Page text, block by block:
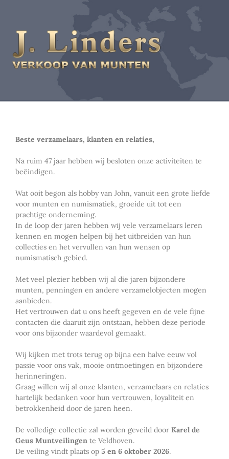
Beste verzamelaars, klanten en relaties,
Na ruim 47 jaar hebben wij besloten onze activiteiten te
beëindigen.
Wat ooit begon als hobby van John, vanuit een grote liefde
voor munten en numismatiek, groeide uit tot een
prachtige onderneming.
In de loop der jaren hebben wij vele verzamelaars leren
kennen en mogen helpen bij het uitbreiden van hun
collecties en het vervullen van hun wensen op
numismatisch gebied.
Met veel plezier hebben wij al die jaren bijzondere
munten, penningen en andere verzamelobjecten mogen
aanbieden.
Het vertrouwen dat u ons heeft gegeven en de vele fijne
contacten die daaruit zijn ontstaan, hebben deze periode
voor ons bijzonder waardevol gemaakt.
Wij kijken met trots terug op bijna een halve eeuw vol
passie voor ons vak, mooie ontmoetingen en bijzondere
herinneringen.
Graag willen wij al onze klanten, verzamelaars en relaties
hartelijk bedanken voor hun vertrouwen, loyaliteit en
betrokkenheid door de jaren heen.
De volledige collectie zal worden geveild door Karel de
Geus Muntveilingen te Veldhoven.
De veiling vindt plaats op 5 en 6 oktober 2026.